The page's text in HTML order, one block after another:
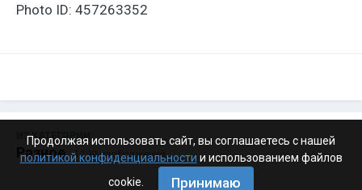
Photo ID: 457263352
ИЗ КАТЕГОРИИ:
Разное · 4 199 изображений
Продолжая использовать сайт, вы соглашаетесь с нашей
политикой конфиденциальности и использованием файлов
cookie.
Принимаю